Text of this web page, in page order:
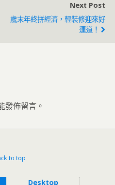
Next Post
歲末年終拼經濟，輕裝修迎來好
運道！
發佈留言。
to top
Desktop